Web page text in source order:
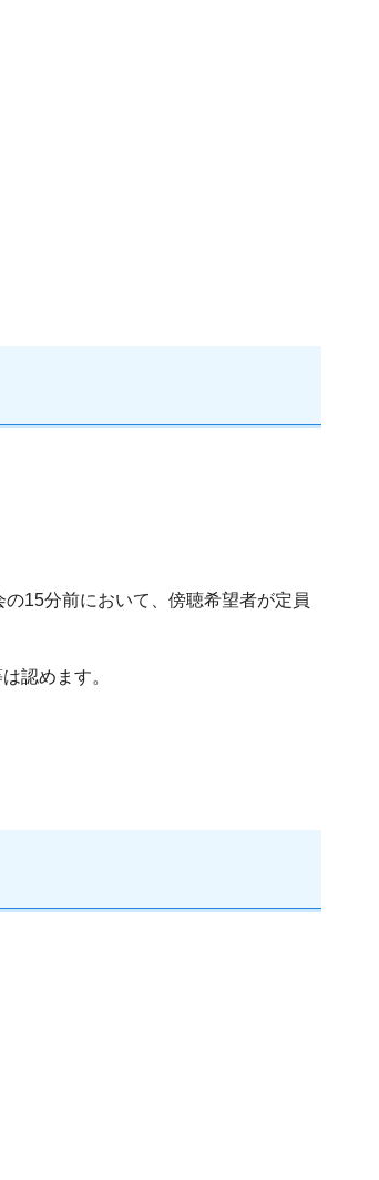
15分前において、傍聴希望者が定員
認めます。